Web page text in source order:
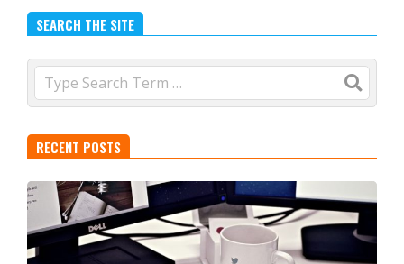
SEARCH THE SITE
Search
RECENT POSTS